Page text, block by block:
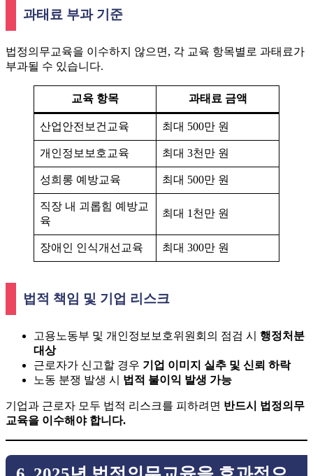
과태료 부과 기준
법정의무교육을 이수하지 않으면, 각 교육 항목별로 과태료가
부과될 수 있습니다.
교육 항목 과태료 금액
산업안전보건교육 최대 500만 원
개인정보보호교육 최대 3천만 원
성희롱 예방교육 최대 500만 원
직장 내 괴롭힘 예방교
육
최대 1천만 원
장애인 인식개선교육 최대 300만 원
법적 책임 및 기업 리스크
고용노동부 및 개인정보보호위원회의 점검 시 행정처분
대상
근로자가 신고할 경우 기업 이미지 실추 및 신뢰 하락
노동 분쟁 발생 시 법적 불이익 발생 가능
기업과 근로자 모두 법적 리스크를 피하려면 반드시 법정의무
교육을 이수해야 합니다.